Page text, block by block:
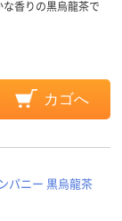
な香りの黒烏龍茶で
カゴへ
パニー 黒烏龍茶